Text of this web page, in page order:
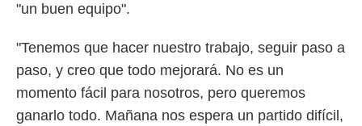
"un buen equipo".
"Tenemos que hacer nuestro trabajo, seguir paso a
paso, y creo que todo mejorará. No es un
momento fácil para nosotros, pero queremos
ganarlo todo. Mañana nos espera un partido difícil,